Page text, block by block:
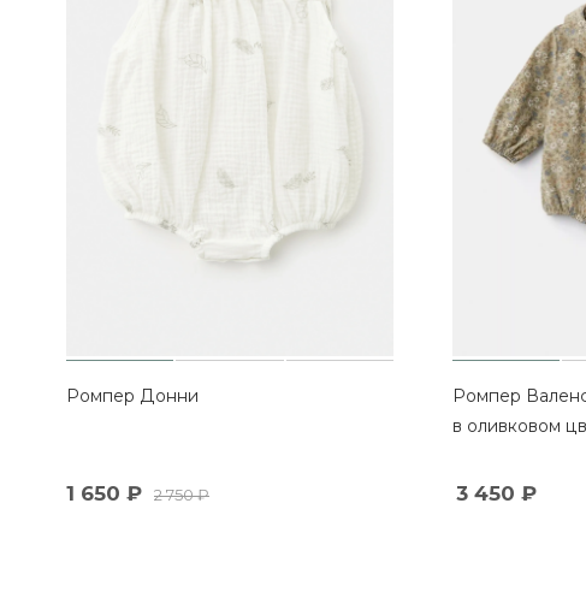
Ромпер Донни
1 650 ₽ 2 750₽
Ромпер
в оливковом
3 450 ₽